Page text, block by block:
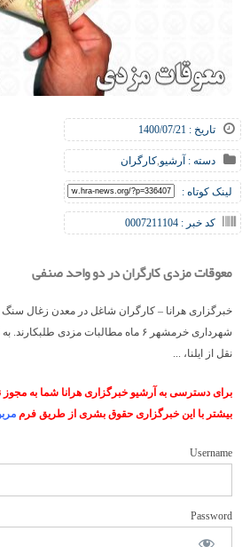
تاریخ : 1400/07/21
دسته : آرشیو,کارگران
لینک کوتاه :
کد خبر : 0007211104
معوقات مزدی کارگران در دو واحد صنفی
خبرگزاری هرانا – کارگران شاغل در معدن زغال
شهرداری خرمشهر ۶ ماه مطالبات مزدی
نقل از ایلنا، ...
برای دسترسی به آرشیو خبرگزاری هرانا شما به مجوز
بیشتر با این خبرگزاری حقوق بشری از طریق فرم
Username
Password